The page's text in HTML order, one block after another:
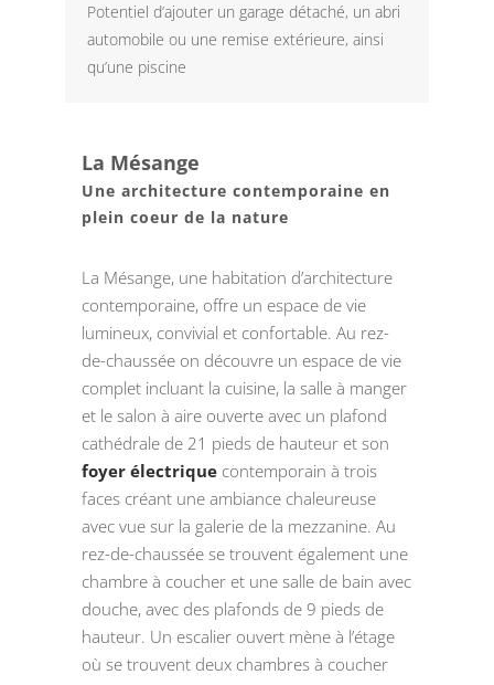
Potentiel d’ajouter un garage détaché, un abri
automobile ou une remise extérieure, ainsi
qu’une piscine
La Mésange
Une architecture contemporaine en
plein coeur de la nature
La Mésange, une habitation d’architecture
contemporaine, offre un espace de vie
lumineux, convivial et confortable. Au rez-
de-chaussée on découvre un espace de vie
complet incluant la cuisine, la salle à manger
et le salon à aire ouverte avec un plafond
cathédrale de 21 pieds de hauteur et son
foyer électrique contemporain à trois
faces créant une ambiance chaleureuse
avec vue sur la galerie de la mezzanine. Au
rez-de-chaussée se trouvent également une
chambre à coucher et une salle de bain avec
douche, avec des plafonds de 9 pieds de
hauteur. Un escalier ouvert mène à l’étage
où se trouvent deux chambres à coucher